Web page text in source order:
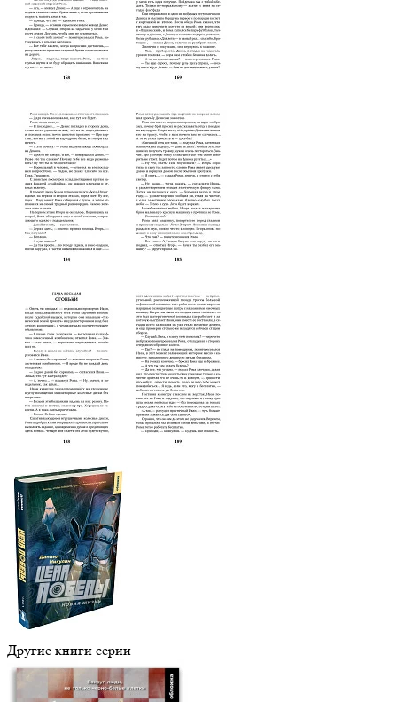
Другие книги серии